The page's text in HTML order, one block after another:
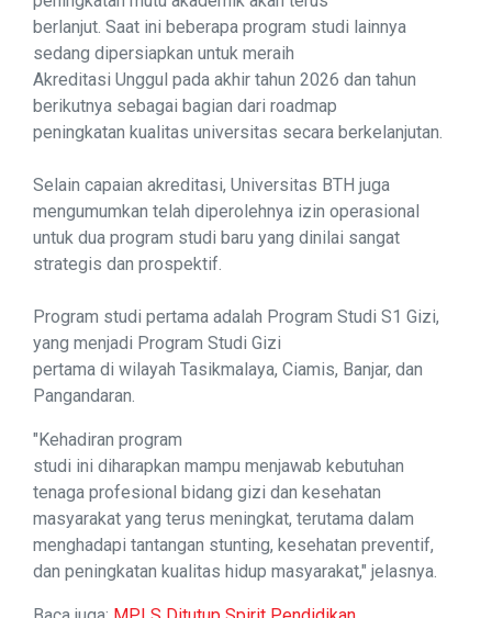
berlanjut. Saat ini beberapa program studi lainnya
sedang dipersiapkan untuk meraih
Akreditasi Unggul pada akhir tahun 2026 dan tahun
berikutnya sebagai bagian dari roadmap
peningkatan kualitas universitas secara berkelanjutan.
Selain capaian akreditasi, Universitas BTH juga
mengumumkan telah diperolehnya izin operasional
untuk dua program studi baru yang dinilai sangat
strategis dan prospektif.
Program studi pertama adalah Program Studi S1 Gizi,
yang menjadi Program Studi Gizi
pertama di wilayah Tasikmalaya, Ciamis, Banjar, dan
Pangandaran.
"Kehadiran program
studi ini diharapkan mampu menjawab kebutuhan
tenaga profesional bidang gizi dan kesehatan
masyarakat yang terus meningkat, terutama dalam
menghadapi tantangan stunting, kesehatan preventif,
dan peningkatan kualitas hidup masyarakat," jelasnya.